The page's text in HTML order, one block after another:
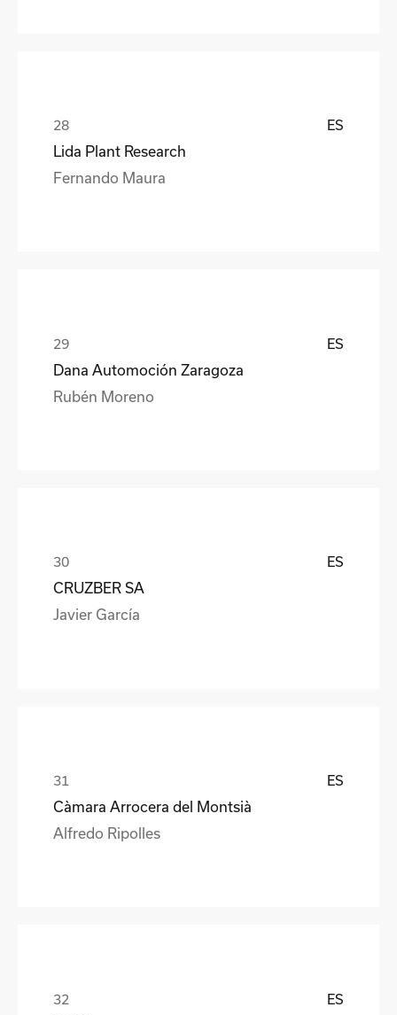
ES
Lida Plant Research
Fernando Maura
ES
Dana Automoción Zaragoza
Rubén Moreno
ES
CRUZBER SA
Javier García
ES
Càmara Arrocera del Montsià
Alfredo Ripolles
ES